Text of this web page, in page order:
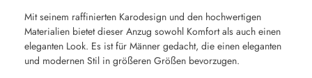
Mit seinem raffinierten Karodesign und den hochwertigen
Materialien bietet dieser Anzug sowohl Komfort als auch einen
eleganten Look. Es ist für Männer gedacht, die einen eleganten
und modernen Stil in größeren Größen bevorzugen.